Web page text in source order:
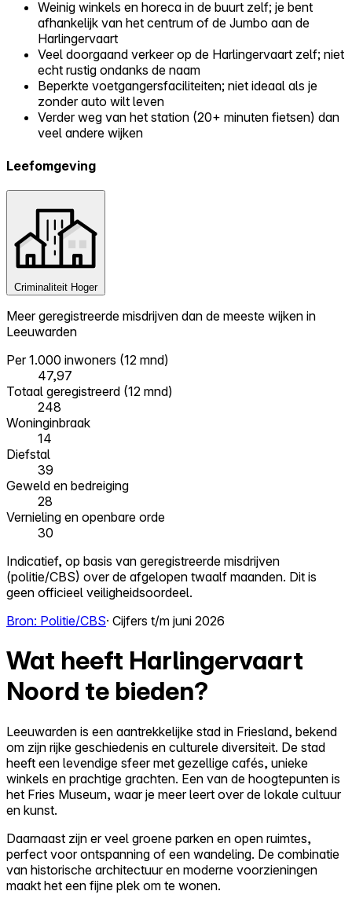
Weinig winkels en horeca in de buurt zelf; je bent
afhankelijk van het centrum of de Jumbo aan de
Harlingervaart
Veel doorgaand verkeer op de Harlingervaart zelf; niet
echt rustig ondanks de naam
Beperkte voetgangersfaciliteiten; niet ideaal als je
zonder auto wilt leven
Verder weg van het station (20+ minuten fietsen) dan
veel andere wijken
Leefomgeving
Criminaliteit Hoger
Meer geregistreerde misdrijven dan de meeste wijken in
Leeuwarden
Per 1.000 inwoners (12 mnd)
47,97
Totaal geregistreerd (12 mnd)
248
Woninginbraak
14
Diefstal
39
Geweld en bedreiging
28
Vernieling en openbare orde
30
Indicatief, op basis van geregistreerde misdrijven
(politie/CBS) over de afgelopen twaalf maanden. Dit is
geen officieel veiligheidsoordeel.
Bron: Politie/CBS· Cijfers t/m juni 2026
Wat heeft Harlingervaart
Noord te bieden?
Leeuwarden is een aantrekkelijke stad in Friesland, bekend
om zijn rijke geschiedenis en culturele diversiteit. De stad
heeft een levendige sfeer met gezellige cafés, unieke
winkels en prachtige grachten. Een van de hoogtepunten is
het Fries Museum, waar je meer leert over de lokale cultuur
en kunst.
Daarnaast zijn er veel groene parken en open ruimtes,
perfect voor ontspanning of een wandeling. De combinatie
van historische architectuur en moderne voorzieningen
maakt het een fijne plek om te wonen.